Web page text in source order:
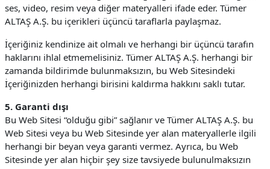
ses, video, resim veya diğer materyalleri ifade eder. Tümer
ALTAŞ A.Ş. bu içerikleri üçüncü taraflarla paylaşmaz.
İçeriğiniz kendinize ait olmalı ve herhangi bir üçüncü tarafın
haklarını ihlal etmemelisiniz. Tümer ALTAŞ A.Ş. herhangi bir
zamanda bildirimde bulunmaksızın, bu Web Sitesindeki
İçeriğinizden herhangi birisini kaldırma hakkını saklı tutar.
5. Garanti dışı
Bu Web Sitesi “olduğu gibi” sağlanır ve Tümer ALTAŞ A.Ş. bu
Web Sitesi veya bu Web Sitesinde yer alan materyallerle ilgili
herhangi bir beyan veya garanti vermez. Ayrıca, bu Web
Sitesinde yer alan hiçbir şey size tavsiyede bulunulmaksızın